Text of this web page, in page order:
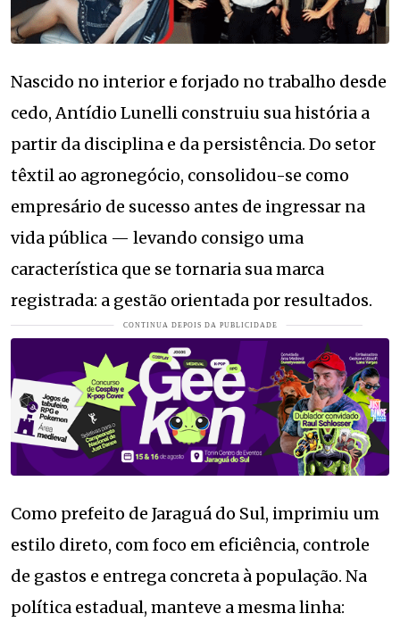
Nascido no interior e forjado no trabalho desde
cedo, Antídio Lunelli construiu sua história a
partir da disciplina e da persistência. Do setor
têxtil ao agronegócio, consolidou-se como
empresário de sucesso antes de ingressar na
vida pública — levando consigo uma
característica que se tornaria sua marca
registrada: a gestão orientada por resultados.
Como prefeito de Jaraguá do Sul, imprimiu um
estilo direto, com foco em eficiência, controle
de gastos e entrega concreta à população. Na
política estadual, manteve a mesma linha: